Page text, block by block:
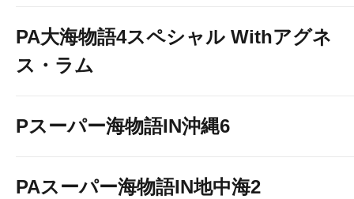
PA大海物語4スペシャル Withアグネ
ス・ラム
Pスーパー海物語IN沖縄6
PAスーパー海物語IN地中海2